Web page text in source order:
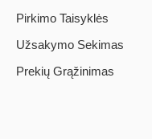
Pirkimo Taisyklės
Užsakymo Sekimas
Prekių Grąžinimas